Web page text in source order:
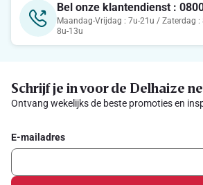
Bel onze klantendienst :
Maandag-Vrijdag : 7u-21u / Zaterdag
8u-13u
Schrijf je in voor de Delhaize
Ontvang wekelijks de beste promoties en
E-mailadres